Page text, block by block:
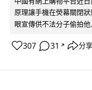
原理讓手機在熒幕關閉
眼宣傳供不法分子偷拍
307 31 ↗ 分享